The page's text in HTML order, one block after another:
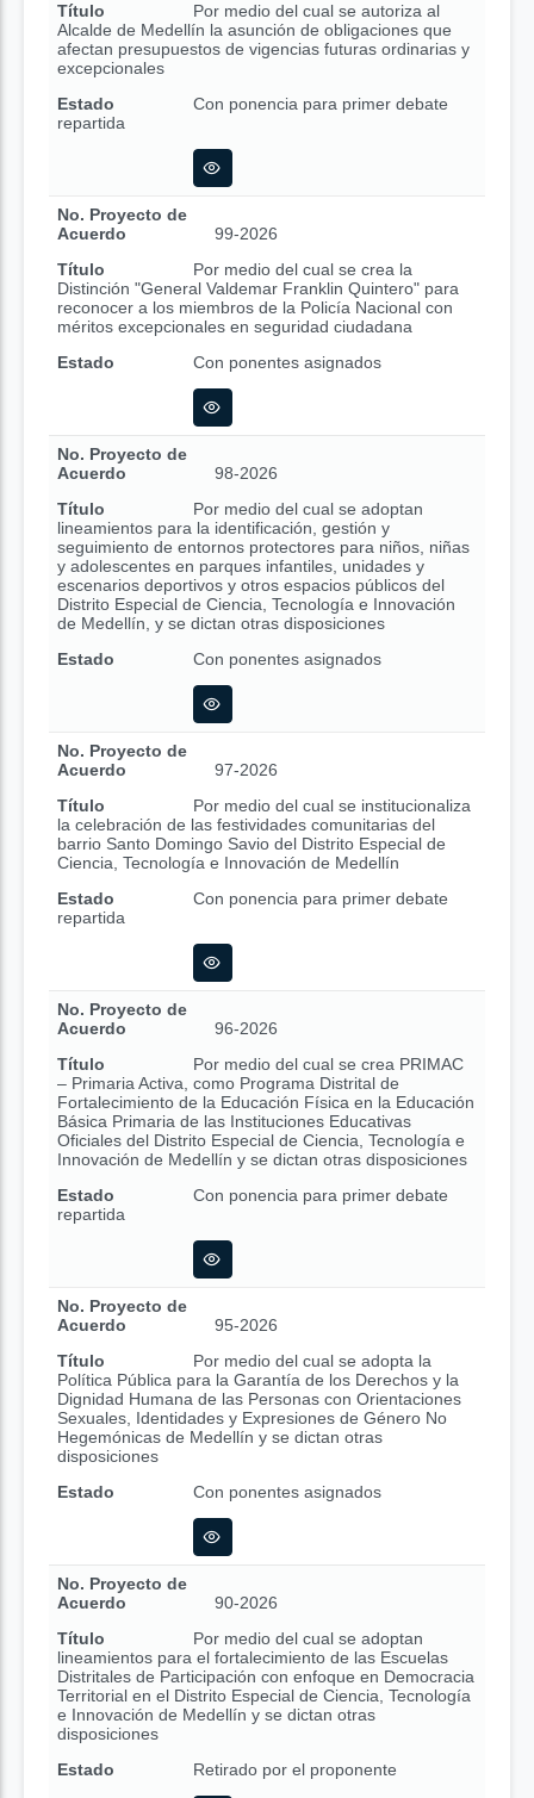
Título
Por medio del cual se autoriza al
Alcalde de Medellín la asunción de obligaciones que
afectan presupuestos de vigencias futuras ordinarias y
excepcionales
Estado
Con ponencia para primer debate
repartida
No. Proyecto de
Acuerdo
99-2026
Título
Por medio del cual se crea la
Distinción "General Valdemar Franklin Quintero" para
reconocer a los miembros de la Policía Nacional con
méritos excepcionales en seguridad ciudadana
Estado
Con ponentes asignados
No. Proyecto de
Acuerdo
98-2026
Título
Por medio del cual se adoptan
lineamientos para la identificación, gestión y
seguimiento de entornos protectores para niños, niñas
y adolescentes en parques infantiles, unidades y
escenarios deportivos y otros espacios públicos del
Distrito Especial de Ciencia, Tecnología e Innovación
de Medellín, y se dictan otras disposiciones
Estado
Con ponentes asignados
No. Proyecto de
Acuerdo
97-2026
Título
Por medio del cual se institucionaliza
la celebración de las festividades comunitarias del
barrio Santo Domingo Savio del Distrito Especial de
Ciencia, Tecnología e Innovación de Medellín
Estado
Con ponencia para primer debate
repartida
No. Proyecto de
Acuerdo
96-2026
Título
Por medio del cual se crea PRIMAC
– Primaria Activa, como Programa Distrital de
Fortalecimiento de la Educación Física en la Educación
Básica Primaria de las Instituciones Educativas
Oficiales del Distrito Especial de Ciencia, Tecnología e
Innovación de Medellín y se dictan otras disposiciones
Estado
Con ponencia para primer debate
repartida
No. Proyecto de
Acuerdo
95-2026
Título
Por medio del cual se adopta la
Política Pública para la Garantía de los Derechos y la
Dignidad Humana de las Personas con Orientaciones
Sexuales, Identidades y Expresiones de Género No
Hegemónicas de Medellín y se dictan otras
disposiciones
Estado
Con ponentes asignados
No. Proyecto de
Acuerdo
90-2026
Título
Por medio del cual se adoptan
lineamientos para el fortalecimiento de las Escuelas
Distritales de Participación con enfoque en Democracia
Territorial en el Distrito Especial de Ciencia, Tecnología
e Innovación de Medellín y se dictan otras
disposiciones
Estado
Retirado por el proponente